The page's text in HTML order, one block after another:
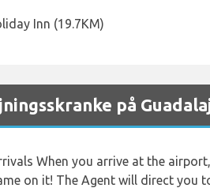
Inn (19.7KM)
på
When you arrive at the
on it! The Agent will direct you